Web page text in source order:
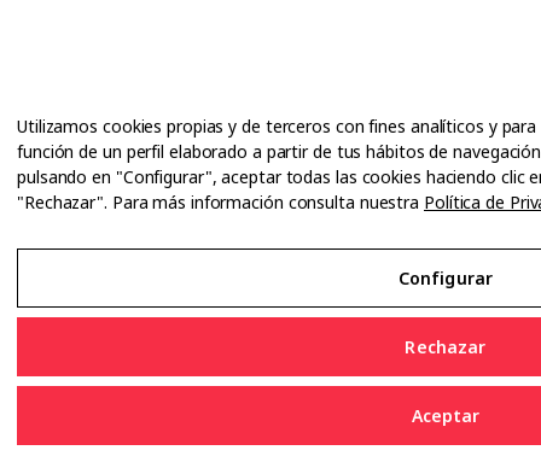
Utilizamos cookies propias y de terceros con fines analíticos y
función de un perfil elaborado a partir de tus hábitos de
pulsando en "Configurar", aceptar todas las cookies haciendo clic
"Rechazar". Para más información consulta nuestra Política de
Configurar
Rechazar
Aceptar